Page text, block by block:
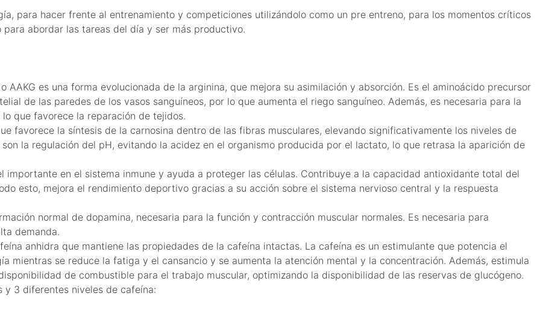
para hacer frente al entrenamiento y competiciones utilizándolo como un pre entreno, para los momentos críticos
abordar las tareas del día y ser más productivo.
es una forma evolucionada de la arginina, que mejora su asimilación y absorción. Es el aminoácido precursor
de las paredes de los vasos sanguíneos, por lo que aumenta el riego sanguíneo. Además, es necesaria para la
que favorece la reparación de tejidos.
favorece la síntesis de la carnosina dentro de las fibras musculares, elevando significativamente los niveles de
la regulación del pH, evitando la acidez en el organismo producida por el lactato, lo que retrasa la aparición de
importante en el sistema inmune y ayuda a proteger las células. Contribuye a la capacidad antioxidante total del
esto, mejora el rendimiento deportivo gracias a su acción sobre el sistema nervioso central y la respuesta
normal de dopamina, necesaria para la función y contracción muscular normales. Es necesaria para
demanda.
anhidra que mantiene las propiedades de la cafeína intactas. La cafeína es un estimulante que potencia el
mientras se reduce la fatiga y el cansancio y se aumenta la atención mental y la concentración. Además, estimula
de combustible para el trabajo muscular, optimizando la disponibilidad de las reservas de glucógeno.
y 3 diferentes niveles de cafeína: